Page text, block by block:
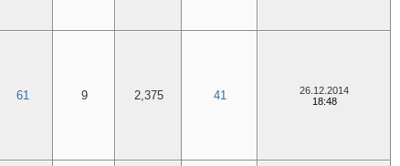
61 9 2,375 41
26.12.2014
18:48